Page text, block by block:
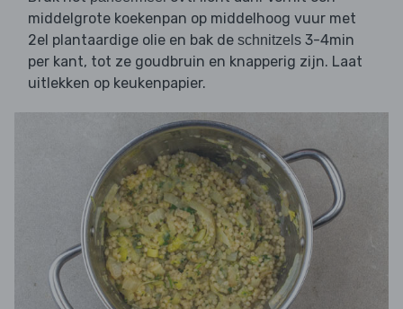
middelgrote koekenpan op middelhoog vuur met
2el plantaardige olie en bak de schnitzels 3-4min
per kant, tot ze goudbruin en knapperig zijn. Laat
uitlekken op keukenpapier.